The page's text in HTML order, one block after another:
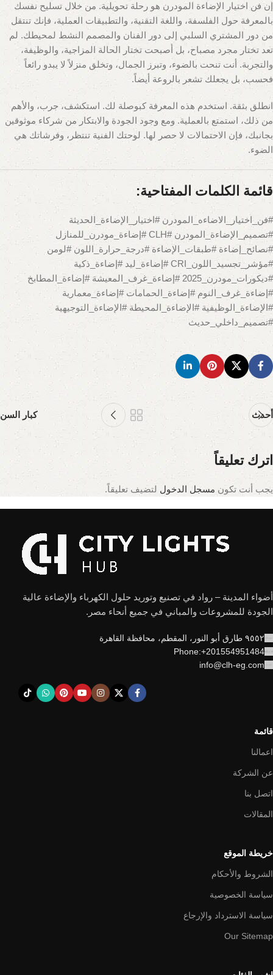
إن فن اختيار الإضاءة المودرن هو رحلة تحويلية. من خلال تسليح نفسك
بالمعرفة حول الفلسفة، واللغة التقنية، والتطبيقات العملية، فإنك تنتقل
من دور المشتري السلبي إلى دور الفنان والمصمم النشط لمحيطك. لم
تعد تختار مجرد مصباح، بل أصبحت تختار الحالة المزاجية، والوظيفة،
والتجربة. أنت تنحت بالضوء، وتبرز الجمال، وتخلق منزلاً لا يبدو رائعاً
فحسب، بل يجعلك تشعر بالروعة أيضاً.
انطلق بثقة. استخدم هذه المعرفة كبوصلة لك. استكشف، جرب، والأهم
من ذلك، استمتع بالعملية. ومع وجود الجودة والابتكار من شركاء موثوقين
بجانبك، فإن الاحتمالات لا حصر لها. لوحتك الفنية تنتظر، وفرشاتك هي
الضوء.
قائمة الكلمات المفتاحية:
#فن_اختيار_الاضاءه_المودرن #اختيار_الإضاءة_الحديثة
#تصميم_الإضاءة_المودرن #CLH #إضاءة_مودرن_للمنازل
#نصائح_إضاءة #طبقات_الإضاءة #درجة_حرارة_اللون #لومن
#مؤشر_تجسيد_اللون_CRI #إضاءة_ليد #إضاءة_ذكية
#ديكورات_مودرن_2025 #إضاءة_غرف_المعيشة #إضاءة_المطابخ
#إضاءة_غرف_النوم #إضاءة_الحمامات #إضاءة_معمارية
#الإضاءة_الوظيفية #الإضاءة_المحيطة #الإضاءة_التوجيهية
#تصميم_داخلي_حديث
أحدث كبار السن
اترك تعليقاً
يجب أنت تكون مسجل الدخول لتضيف تعليقاً.
أضواء المدينة – رواد في تصنيع وتوريد حلول الكهرباء والإضاءة عالية
الجودة للمشروعات والمباني في جميع أنحاء مصر.
٩٥٥٢ طارق أبو النور، المقطم، محافظة القاهرة
Phone:+201554951484
info@clh-eg.com
قائمة
اعمالنا
عن الشركة
اتصل بنا
المقالات
خريطة الموقع
الشروط والأحكام
سياسة الخصوصية
سياسة الاسترداد والإرجاع
Our Sitemap